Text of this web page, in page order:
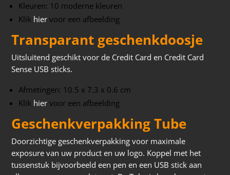
Kleuren: 10 moderne kleuren
Klik hier voor een afbeelding
Transparant geschenkdoosje
Uitsluitend geschikt voor de Credit Card en Credit Card
Sense USB sticks.
Afmetingen: 10.5 x 7.3 x 0.6 cm
Klik hier voor een afbeelding
Geschenkverpakking Tube
Doorzichtige geschenkverpakking voor maximale
exposure van uw product en uw logo. Koppel met het
tussenstuk bijvoorbeeld een pen en een USB stick aan